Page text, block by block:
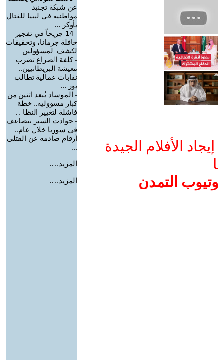
الأفلام الجيدة
التمدن
عن شبكة تجنيد
مواطنيه في ليبيا للقتال
بأوكر ...
-
14 جريحاً في تفجير
حافلة جرمانا، وتحقيقات
لكشف المسؤولين
-كلفة الصراع تضرب
معيشة البريطانيين..
نقابات عمالية تطالب
بور ...
- الموساد يُبعد اثنين من
كبار مسؤوليه.. خطة
فاشلة لتغيير النظا ...
- حوادث السير تتضاعف
في سوريا خلال عام..
أرقام صادمة عن القتلى
...
المزيد.....
المزيد.....